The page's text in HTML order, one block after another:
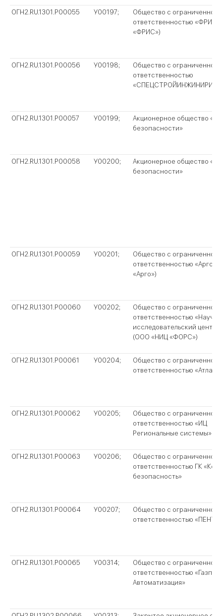
ОГН2.RU.1301.P00055 У00197;
Общество с ограниченной
ответственностью
«ФРИС»)
ОГН2.RU.1301.P00056 У00198;
Общество с ограниченной
ответственностью
ОГН2.RU.1301.P00057 У00199;
Акционерное общество
безопасности»
ОГН2.RU.1301.P00058 У00200;
Акционерное общество
безопасности»
ОГН2.RU.1301.P00059 У00201;
Общество с ограниченной
ответственностью «Арго»
«Арго»)
ОГН2.RU.1301.P00060 У00202;
Общество с ограниченной
ответственностью
исследовательский центр
(ООО «НИЦ «ФОРС»)
ОГН2.RU.1301.P00061 У00204;
Общество с ограниченной
ответственностью «Атлас-
ОГН2.RU.1301.P00062 У00205;
Общество с ограниченной
ответственностью «ИЦ
Региональные системы»
ОГН2.RU.1301.P00063 У00206;
Общество с ограниченной
ответственностью ГК
безопасность»
ОГН2.RU.1301.P00064 У00207;
Общество с ограниченной
ответственностью
ОГН2.RU.1301.P00065 У00314;
Общество с ограниченной
ответственностью
Автоматизация»